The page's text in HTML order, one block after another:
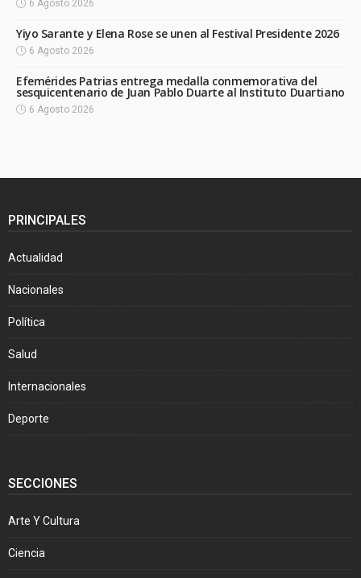
6 Agosto 2026
Yiyo Sarante y Elena Rose se unen al Festival Presidente 2026
6 Agosto 2026
Efemérides Patrias entrega medalla conmemorativa del
sesquicentenario de Juan Pablo Duarte al Instituto Duartiano
6 Agosto 2026
PRINCIPALES
Actualidad
Nacionales
Política
Salud
Internacionales
Deporte
SECCIONES
Arte Y Cultura
Ciencia